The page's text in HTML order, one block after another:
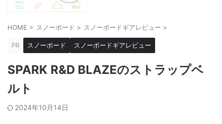
HOME > スノーボード > スノーボードギアレビュー >
PR スノーボード スノーボードギアレビュー
SPARK R&D BLAZEのストラップベ
ルト
2024年10月14日